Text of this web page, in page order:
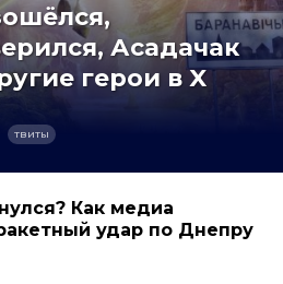
Асадачак
герои в X
твиты
Как медиа
удар по Днепру